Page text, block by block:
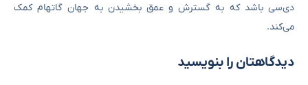
دی‌سی باشد که به گسترش و عمق بخشیدن به جهان گاتهام کمک
می‌کند.
دیدگاهتان را بنویسید